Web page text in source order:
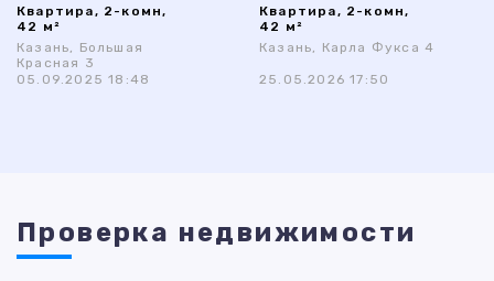
Квартира, 2-комн,
42 м²
Казань, Большая
Красная 3
05.09.2025 18:48
Квартира, 2-комн,
42 м²
Казань, Карла Фукса 4
25.05.2026 17:50
Проверка недвижимости